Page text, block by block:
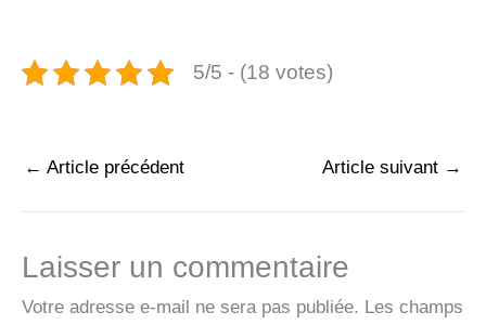
5/5 - (18 votes)
← Article précédent Article suivant →
Laisser un commentaire
Votre adresse e-mail ne sera pas publiée. Les champs